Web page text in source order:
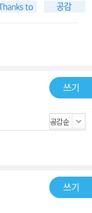
쓰기
쓰기